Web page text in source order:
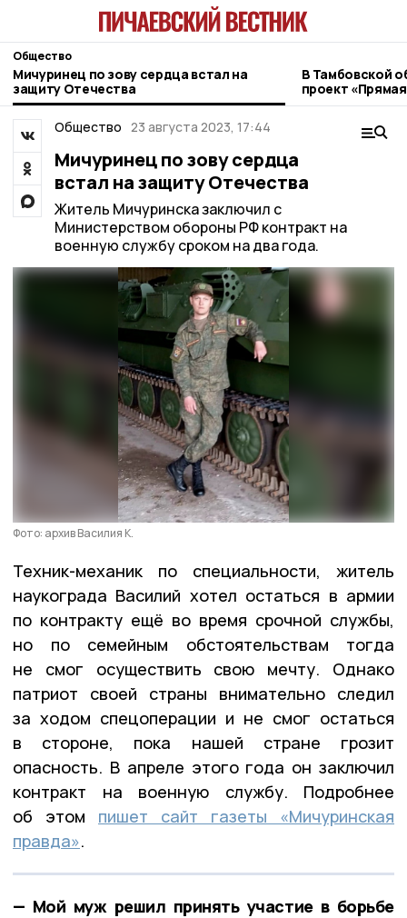
Общество
Мичуринец по зову сердца встал на
защиту Отечества
В Тамбовской
проект
ветеранов СВО
Общество 23 августа 2023, 17:44
Мичуринец по зову сердца
встал на защиту Отечества
Житель Мичуринска заключил с
Министерством обороны РФ контракт на
военную службу сроком на два года.
Фото: архив Василия К.
Техник-механик по специальности, житель
наукограда Василий хотел остаться в армии
по контракту ещё во время срочной службы,
но по семейным обстоятельствам тогда
не смог осуществить свою мечту. Однако
патриот своей страны внимательно следил
за ходом спецоперации и не смог остаться
в стороне, пока нашей стране грозит
опасность. В апреле этого года он заключил
контракт на военную службу. Подробнее
об этом пишет сайт газеты «Мичуринская
правда».
— Мой муж решил принять участие в борьбе